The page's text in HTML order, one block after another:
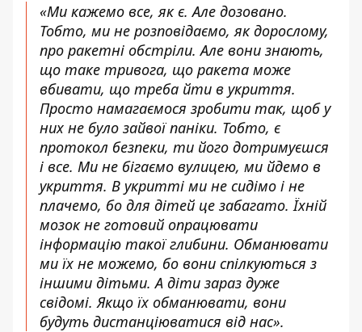
«Ми кажемо все, як є. Але дозовано.
Тобто, ми не розповідаємо, як дорослому,
про ракетні обстріли. Але вони знають,
що таке тривога, що ракета може
вбивати, що треба йти в укриття.
Просто намагаємося зробити так, щоб у
них не було зайвої паніки. Тобто, є
протокол безпеки, ти його дотримуєшся
і все. Ми не бігаємо вулицею, ми йдемо в
укриття. В укритті ми не сидімо і не
плачемо, бо для дітей це забагато. Їхній
мозок не готовий опрацювати
інформацію такої глибини. Обманювати
ми їх не можемо, бо вони спілкуються з
іншими дітьми. А діти зараз дуже
свідомі. Якщо їх обманювати, вони
будуть дистанціюватися від нас».